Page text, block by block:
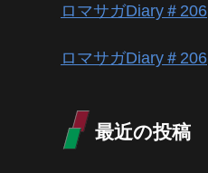
ロマサガDiary＃206
ロマサガDiary＃206
最近の投稿